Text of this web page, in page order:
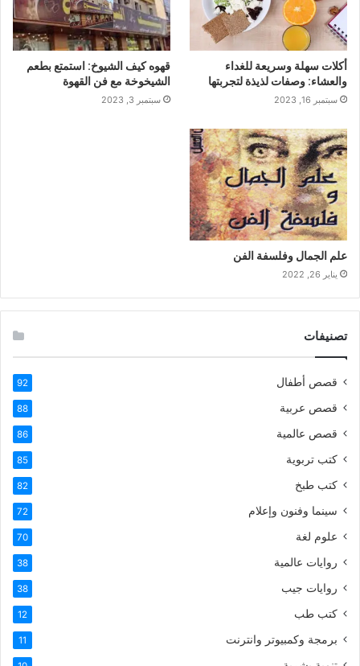
أكلات سهلة وسريعة للغداء
والعشاء: وصفات لذيذة لتجربتها
سبتمبر 16, 2023
قهوه كيف الشيوخ: استمتع بطعم
الشيخوخة مع فن القهوة
سبتمبر 3, 2023
علم الجمال وفلسفة الفن
يناير 26, 2022
تصنيفات
قصص أطفال 92
قصص عربية 88
قصص عالمية 86
كتب تربوية 85
كتب طبخ 82
سينما وفنون وإعلام 72
علوم لغة 70
روايات عالمية 38
روايات جيب 38
كتب طب 12
برمجة وكمبيوتر وانترنت 11